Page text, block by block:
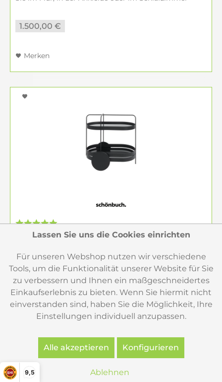
9,5
1.500,00 €
Merken
Schönbuch GRACE Servierwagen Barwagen
Der Servierwagen GRACE in schwarz von Schönbuch
ist ein eleganter Eyecatcher. Er ist der ideale
Beistelltisch und kann als mobile Ablage oder auch als
Hausbar seine funktionale Klasse beweisen. Das Design
basiert auf einem...
Merken
Lassen Sie uns die Cookies einrichten
Für unseren Webshop nutzen wir verschiedene
Tools, um die Funktionalität unserer Website für Sie
zu verbessern und Ihnen ein maßgeschneidertes
Einkaufserlebnis zu bieten. Wenn Sie hiermit nicht
einverstanden sind, haben Sie die Möglichkeit, Ihre
Einstellungen individuell anzupassen.
Alle akzeptieren Konfigurieren
Ablehnen